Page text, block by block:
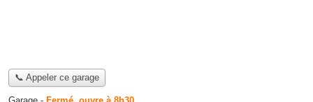
📞 Appeler ce garage